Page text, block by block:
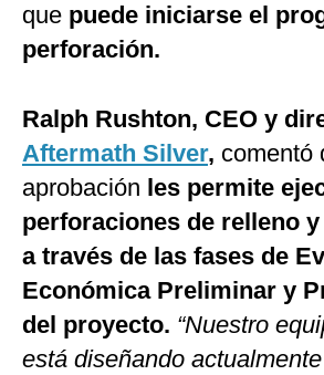
que puede iniciarse el
perforación.
Ralph Rushton, CEO y
Aftermath Silver, comentó
aprobación les permite
perforaciones de relleno
a través de las fases de
Económica Preliminar y
del proyecto. “Nuestro
está diseñando